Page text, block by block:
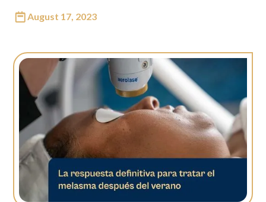
August 17, 2023